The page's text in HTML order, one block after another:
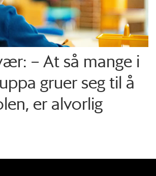
– At så mange i
gruer seg til å
er alvorlig